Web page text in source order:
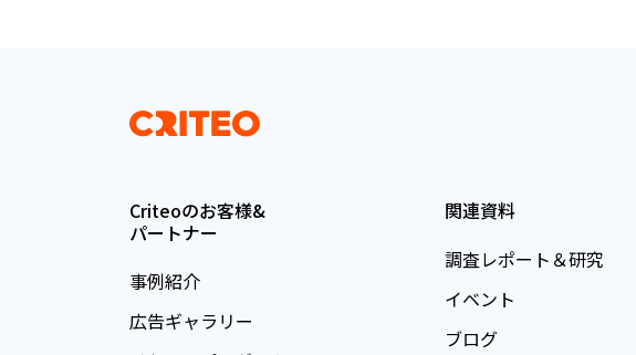
IABヨーロッパ
Criteoのお客様&
パートナー
事例紹介
広告ギャラリー
関連資料
調査レポート＆研究
イベント
ブログ